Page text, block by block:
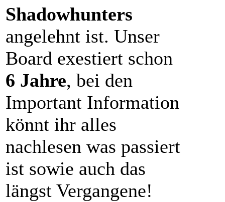
Shadowhunters
angelehnt ist. Unser
Board exestiert schon
6 Jahre, bei den
Important Information
könnt ihr alles
nachlesen was passiert
ist sowie auch das
längst Vergangene!